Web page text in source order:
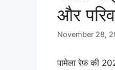
और
November 28,
पामेला रेफ की